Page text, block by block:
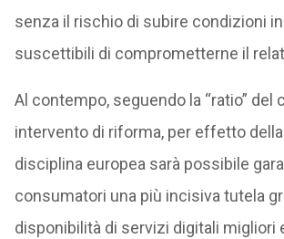
senza il rischio di subire condizioni
suscettibili di comprometterne il
Al contempo, seguendo la “ratio” del
intervento di riforma, per effetto
disciplina europea sarà possibile
consumatori una più incisiva tutela
disponibilità di servizi digitali migliori